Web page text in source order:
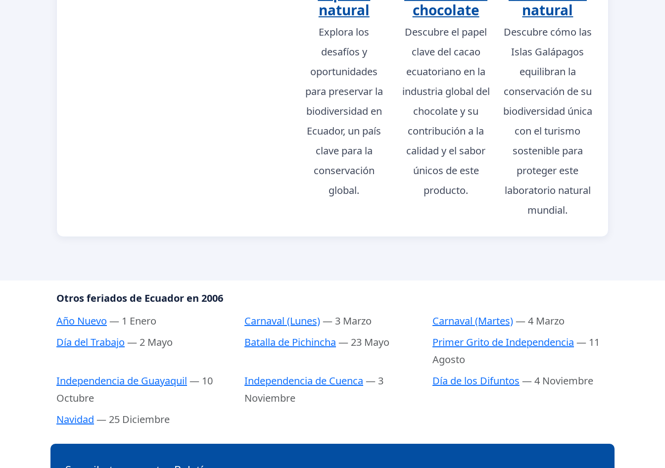
natural
Explora los
desafíos y
oportunidades
para preservar la
biodiversidad en
Ecuador, un país
clave para la
conservación
global.
chocolate
Descubre el papel
clave del cacao
ecuatoriano en la
industria global del
chocolate y su
contribución a la
calidad y el sabor
únicos de este
producto.
natural
Descubre cómo las
Islas Galápagos
equilibran la
conservación de su
biodiversidad única
con el turismo
sostenible para
proteger este
laboratorio natural
mundial.
Otros feriados de Ecuador en 2006
Año Nuevo — 1 Enero Carnaval (Lunes)— 3 Marzo Carnaval (Martes)— 4 Marzo
Día del Trabajo — 2 Mayo Batalla de Pichincha — 23 Mayo Primer Grito de Independencia — 11
Agosto
Independencia de Guayaquil — 10
Octubre
Independencia de Cuenca — 3
Noviembre
Día de los Difuntos — 4 Noviembre
Navidad — 25 Diciembre